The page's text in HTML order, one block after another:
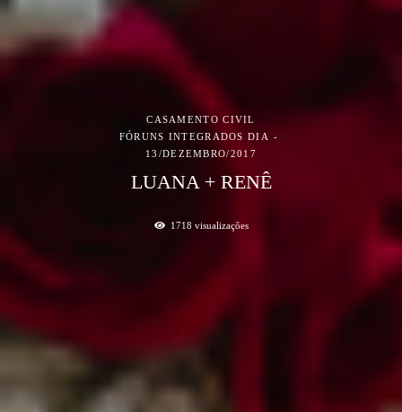
CASAMENTO CIVIL
FÓRUNS INTEGRADOS DIA
13/DEZEMBRO/2017
LUANA + RENÊ
1718 visualizações